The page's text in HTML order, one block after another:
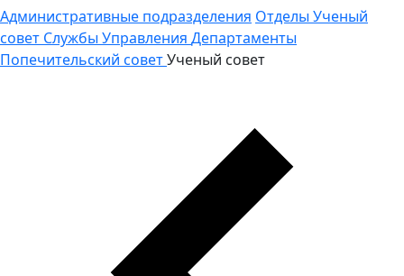
Административные подразделения Отделы Ученый
совет Службы Управления Департаменты
Попечительский советУченый совет